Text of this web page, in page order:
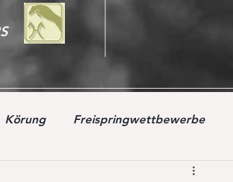
Körung Freispringwettbewerbe